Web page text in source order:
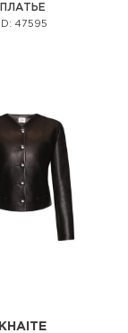
ПЛАТЬЕ
ID: 47595
KHAITE